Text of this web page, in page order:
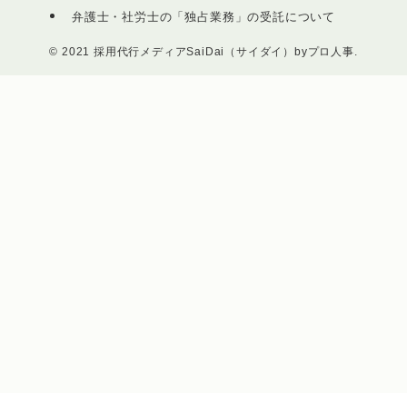
弁護士・社労士の「独占業務」の受託について
© 2021 採用代行メディアSaiDai（サイダイ）byプロ人事.